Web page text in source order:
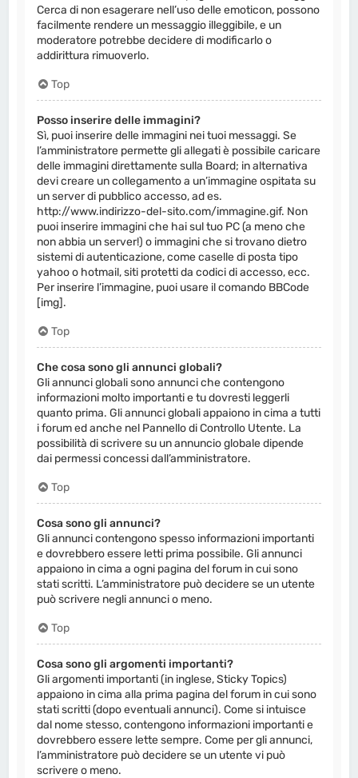
Cerca di non esagerare nell’uso delle emoticon, possono
facilmente rendere un messaggio illeggibile, e un
moderatore potrebbe decidere di modificarlo o
addirittura rimuoverlo.
Top
Posso inserire delle immagini?
Sì, puoi inserire delle immagini nei tuoi messaggi. Se
l’amministratore permette gli allegati è possibile caricare
delle immagini direttamente sulla Board; in alternativa
devi creare un collegamento a un’immagine ospitata su
un server di pubblico accesso, ad es.
http://www.indirizzo-del-sito.com/immagine.gif. Non
puoi inserire immagini che hai sul tuo PC (a meno che
non abbia un server!) o immagini che si trovano dietro
sistemi di autenticazione, come caselle di posta tipo
yahoo o hotmail, siti protetti da codici di accesso, ecc.
Per inserire l’immagine, puoi usare il comando BBCode
[img].
Top
Che cosa sono gli annunci globali?
Gli annunci globali sono annunci che contengono
informazioni molto importanti e tu dovresti leggerli
quanto prima. Gli annunci globali appaiono in cima a tutti
i forum ed anche nel Pannello di Controllo Utente. La
possibilità di scrivere su un annuncio globale dipende
dai permessi concessi dall’amministratore.
Top
Cosa sono gli annunci?
Gli annunci contengono spesso informazioni importanti
e dovrebbero essere letti prima possibile. Gli annunci
appaiono in cima a ogni pagina del forum in cui sono
stati scritti. L’amministratore può decidere se un utente
può scrivere negli annunci o meno.
Top
Cosa sono gli argomenti importanti?
Gli argomenti importanti (in inglese, Sticky Topics)
appaiono in cima alla prima pagina del forum in cui sono
stati scritti (dopo eventuali annunci). Come si intuisce
dal nome stesso, contengono informazioni importanti e
dovrebbero essere lette sempre. Come per gli annunci,
l’amministratore può decidere se un utente vi può
scrivere o meno.